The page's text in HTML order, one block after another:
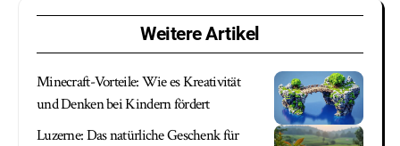
Weitere Artikel
Minecraft-Vorteile: Wie es Kreativität
und Denken bei Kindern fördert
Luzerne: Das natürliche Geschenk für